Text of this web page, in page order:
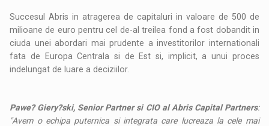
Succesul Abris in atragerea de capitaluri in valoare de 500 de
milioane de euro pentru cel de-al treilea fond a fost dobandit in
ciuda unei abordari mai prudente a investitorilor internationali
fata de Europa Centrala si de Est si, implicit, a unui proces
indelungat de luare a deciziilor.
Pawe? Giery?ski, Senior Partner si CIO al Abris Capital Partners:
"Avem o echipa puternica si integrata care lucreaza la cele mai